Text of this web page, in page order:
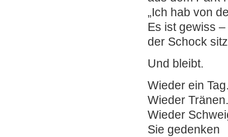
„Ich hab von
Es ist gewiss –
der Schock
Und bleibt.
Wieder ein
Wieder Tränen.
Wieder
Sie gedenken